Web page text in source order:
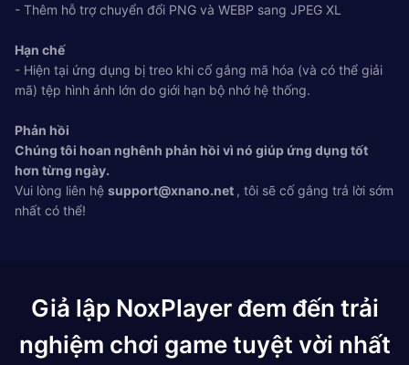
- Thêm hỗ trợ chuyển đổi PNG và WEBP sang JPEG XL
Hạn chế
- Hiện tại ứng dụng bị treo khi cố gắng mã hóa (và có thể giải
mã) tệp hình ảnh lớn do giới hạn bộ nhớ hệ thống.
Phản hồi
Chúng tôi hoan nghênh phản hồi vì nó giúp ứng dụng tốt
hơn từng ngày.
Vui lòng liên hệ support@xnano.net , tôi sẽ cố gắng trả lời sớm
nhất có thể!
Giả lập NoxPlayer đem đến trải
nghiệm chơi game tuyệt vời nhất